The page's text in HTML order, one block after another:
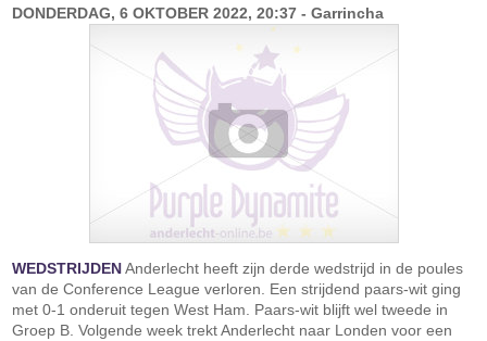
DONDERDAG, 6 OKTOBER 2022, 20:37 - Garrincha
WEDSTRIJDENAnderlecht heeft zijn derde wedstrijd in de poules
van de Conference League verloren. Een strijdend paars-wit ging
met 0-1 onderuit tegen West Ham. Paars-wit blijft wel tweede in
Groep B. Volgende week trekt Anderlecht naar Londen voor een